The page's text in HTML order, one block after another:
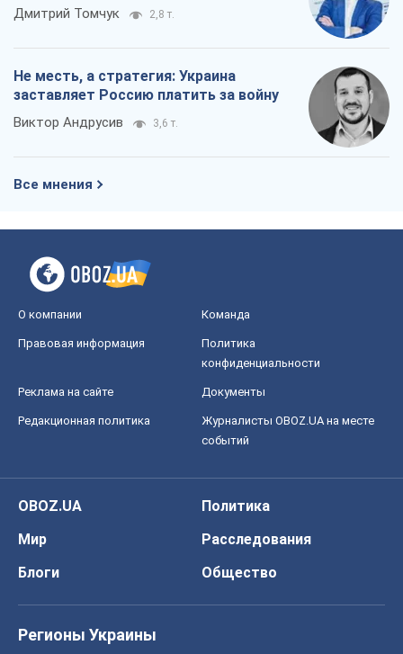
Дмитрий Томчук 2,8 т.
Не месть, а стратегия: Украина
заставляет Россию платить за войну
Виктор Андрусив 3,6 т.
Все мнения
О компании Команда
Правовая информация
Политика
конфиденциальности
Реклама на сайте Документы
Редакционная политика
Журналисты OBOZ.UA на месте
событий
OBOZ.UA
Политика
Мир
Расследования
Блоги
Общество
Регионы Украины